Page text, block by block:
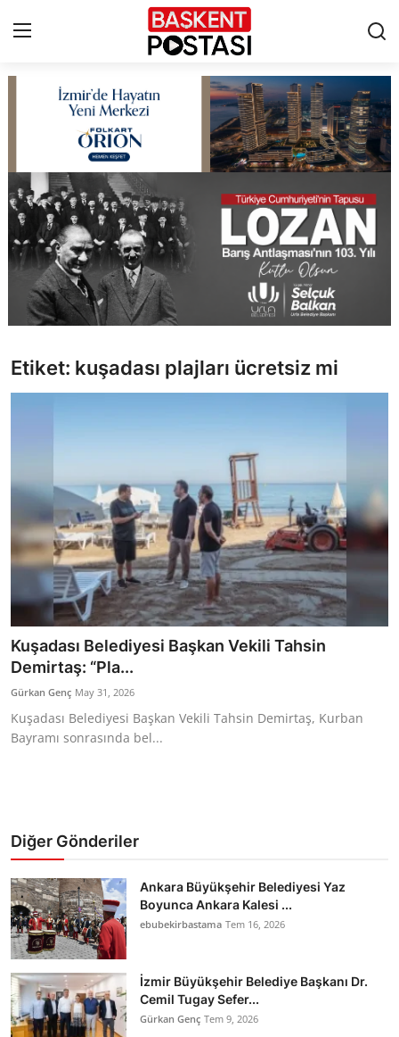
Çerez Politikası
Künye
Ankara
TBMM
Cumhurbaşkanlığı
Mülki İdare
Toplum ve Yaşam
Sivil Toplum Kuruluşları
Kamu Kurumları ve Üst Kurullar
Etiket: kuşadası plajları ücretsiz mi
Kuşadası Belediyesi Başkan Vekili Tahsin
Demirtaş: “Pla...
Gürkan Genç May 31, 2026
Kuşadası Belediyesi Başkan Vekili Tahsin Demirtaş, Kurban
Bayramı sonrasında bel...
Diğer Gönderiler
Ankara Büyükşehir Belediyesi Yaz
Boyunca Ankara Kalesi ...
ebubekirbastama Tem 16, 2026
İzmir Büyükşehir Belediye Başkanı Dr.
Cemil Tugay Sefer...
Gürkan Genç Tem 9, 2026